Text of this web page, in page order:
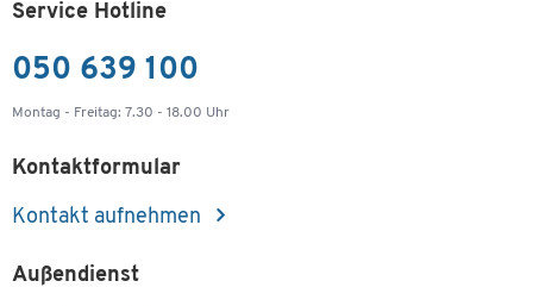
Service Hotline
050 639 100
Montag - Freitag: 7.30 - 18.00 Uhr
Kontaktformular
Kontakt aufnehmen
Außendienst